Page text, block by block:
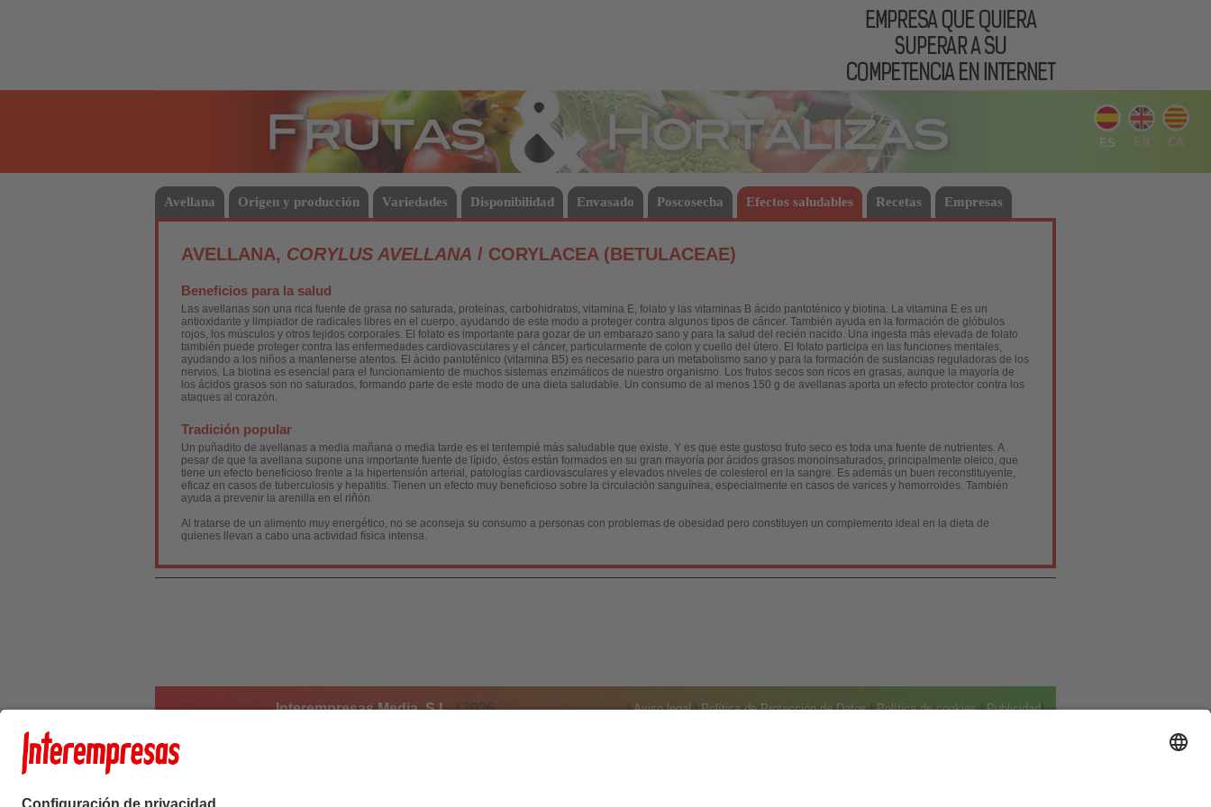
Hortalizas
ES EN CA
Avellana Origen y producción Variedades Disponibilidad Envasado Poscosecha Efectos saludables Recetas Empresas
AVELLANA, CORYLUS AVELLANA / CORYLACEA (BETULACEAE)
Beneficios para la salud
Las avellanas son una rica fuente de grasa no saturada, proteínas, carbohidratos, vitamina E, folato y las vitaminas B ácido pantoténico y biotina. La vitamina E es un
antioxidante y limpiador de radicales libres en el cuerpo, ayudando de este modo a proteger contra algunos tipos de cáncer. También ayuda en la formación de glóbulos
rojos, los músculos y otros tejidos corporales. El folato es importante para gozar de un embarazo sano y para la salud del recién nacido. Una ingesta más elevada de folato
también puede proteger contra las enfermedades cardiovasculares y el cáncer, particularmente de colon y cuello del útero. El folato participa en las funciones mentales,
ayudando a los niños a mantenerse atentos. El ácido pantoténico (vitamina B5) es necesario para un metabolismo sano y para la formación de sustancias reguladoras de los
nervios. La biotina es esencial para el funcionamiento de muchos sistemas enzimáticos de nuestro organismo. Los frutos secos son ricos en grasas, aunque la mayoría de
los ácidos grasos son no saturados, formando parte de este modo de una dieta saludable. Un consumo de al menos 150 g de avellanas aporta un efecto protector contra los
ataques al corazón.
Tradición popular
Un puñadito de avellanas a media mañana o media tarde es el tentempié más saludable que existe. Y es que este gustoso fruto seco es toda una fuente de nutrientes. A
pesar de que la avellana supone una importante fuente de lípido, éstos están formados en su gran mayoría por ácidos grasos monoinsaturados, principalmente oleico, que
tiene un efecto beneficioso frente a la hipertensión arterial, patologías cardiovasculares y elevados niveles de colesterol en la sangre. Es además un buen reconstituyente,
eficaz en casos de tuberculosis y hepatitis. Tienen un efecto muy beneficioso sobre la circulación sanguínea, especialmente en casos de varices y hemorroides. También
ayuda a prevenir la arenilla en el riñón.
Al tratarse de un alimento muy energético, no se aconseja su consumo a personas con problemas de obesidad pero constituyen un complemento ideal en la dieta de
quienes llevan a cabo una actividad física intensa.
Interempresas Media, S.L./ 2026 [Aviso legal|Política de Protección de Datos|Política de cookies|Publicidad]